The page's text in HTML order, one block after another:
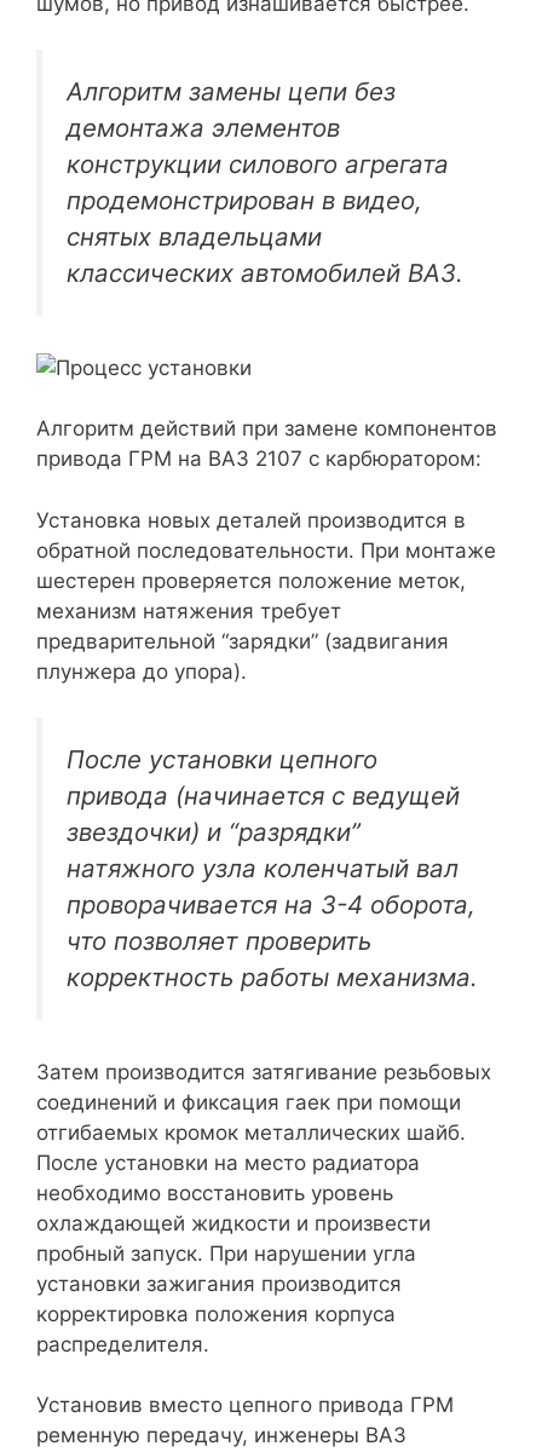
Алгоритм замены цепи без
демонтажа элементов
конструкции силового агрегата
продемонстрирован в видео,
снятых владельцами
классических автомобилей ВАЗ.
Алгоритм действий при замене компонентов
привода ГРМ на ВАЗ 2107 с карбюратором:
Установка новых деталей производится в
обратной последовательности. При монтаже
шестерен проверяется положение меток,
механизм натяжения требует
предварительной “зарядки” (задвигания
плунжера до упора).
После установки цепного
привода (начинается с ведущей
звездочки) и “разрядки”
натяжного узла коленчатый вал
проворачивается на 3-4 оборота,
что позволяет проверить
корректность работы механизма.
Затем производится затягивание резьбовых
соединений и фиксация гаек при помощи
отгибаемых кромок металлических шайб.
После установки на место радиатора
необходимо восстановить уровень
охлаждающей жидкости и произвести
пробный запуск. При нарушении угла
установки зажигания производится
корректировка положения корпуса
распределителя.
Установив вместо цепного привода ГРМ
ременную передачу, инженеры ВАЗ